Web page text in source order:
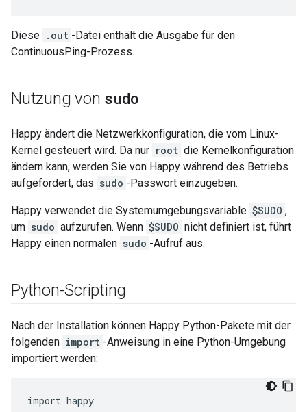
Diese .out -Datei enthält die Ausgabe für den
ContinuousPing-Prozess.
Nutzung von sudo
Happy ändert die Netzwerkkonfiguration, die vom Linux-
Kernel gesteuert wird. Da nur root die Kernelkonfiguration
ändern kann, werden Sie von Happy während des Betriebs
aufgefordert, das sudo -Passwort einzugeben.
Happy verwendet die Systemumgebungsvariable $SUDO ,
um sudo aufzurufen. Wenn $SUDO nicht definiert ist, führt
Happy einen normalen sudo -Aufruf aus.
Python-Scripting
Nach der Installation können Happy Python-Pakete mit der
folgenden import -Anweisung in eine Python-Umgebung
importiert werden:
import happy